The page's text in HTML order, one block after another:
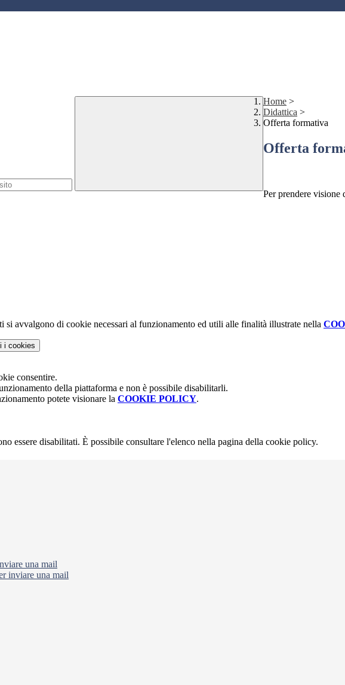
Home >
Didattica >
Offerta formativa
Offerta
Per prendere visione
si avvalgono di cookie necessari al funzionamento ed utili alle finalità illustrate nella
i cookies
consentire.
della piattaforma e non è possibile disabilitarli.
potete visionare la COOKIE POLICY.
essere disabilitati. È possibile consultare l'elenco nella pagina della cookie policy.
una mail
inviare una mail